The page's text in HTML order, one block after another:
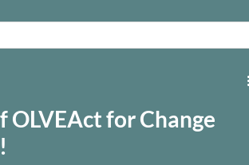
OLVEAct for Change